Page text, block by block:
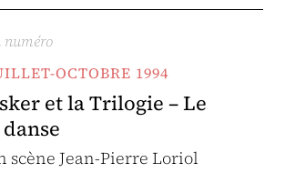
OCTOBRE 1994
et la Trilogie – Le
scène Jean-Pierre Loriol